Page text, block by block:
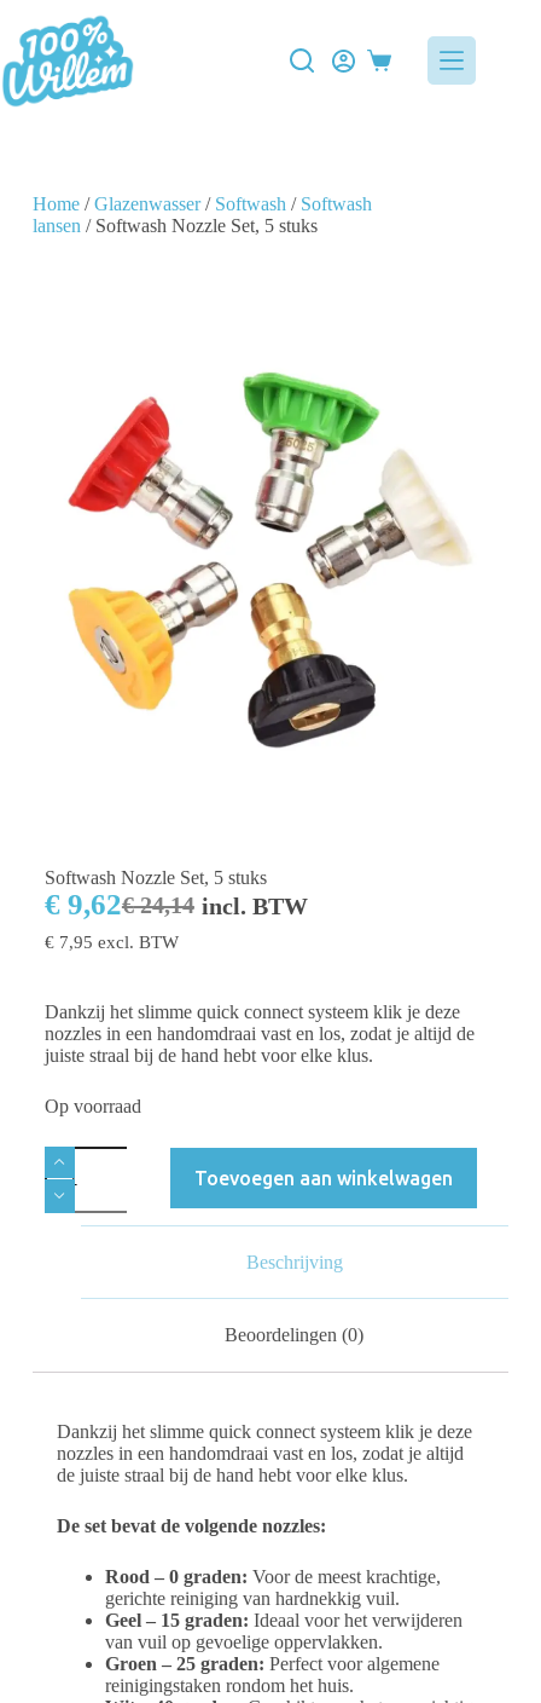
Home/Glazenwasser/ Softwash / Softwash
lansen / Softwash Nozzle Set, 5 stuks
Softwash Nozzle Set, 5 stuks
€24,14
€9,62 incl. BTW
€7,95 excl. BTW
Dankzij het slimme quick connect systeem klik je deze
nozzles in een handomdraai vast en los, zodat je altijd de
juiste straal bij de hand hebt voor elke klus.
Op voorraad
Toevoegen aan winkelwagen
Beschrijving
Beoordelingen (0)
Dankzij het slimme quick connect systeem klik je deze
nozzles in een handomdraai vast en los, zodat je altijd
de juiste straal bij de hand hebt voor elke klus.
De set bevat de volgende nozzles:
Rood – 0 graden: Voor de meest krachtige,
gerichte reiniging van hardnekkig vuil.
Geel – 15 graden: Ideaal voor het verwijderen
van vuil op gevoelige oppervlakken.
Groen – 25 graden: Perfect voor algemene
reinigingstaken rondom het huis.